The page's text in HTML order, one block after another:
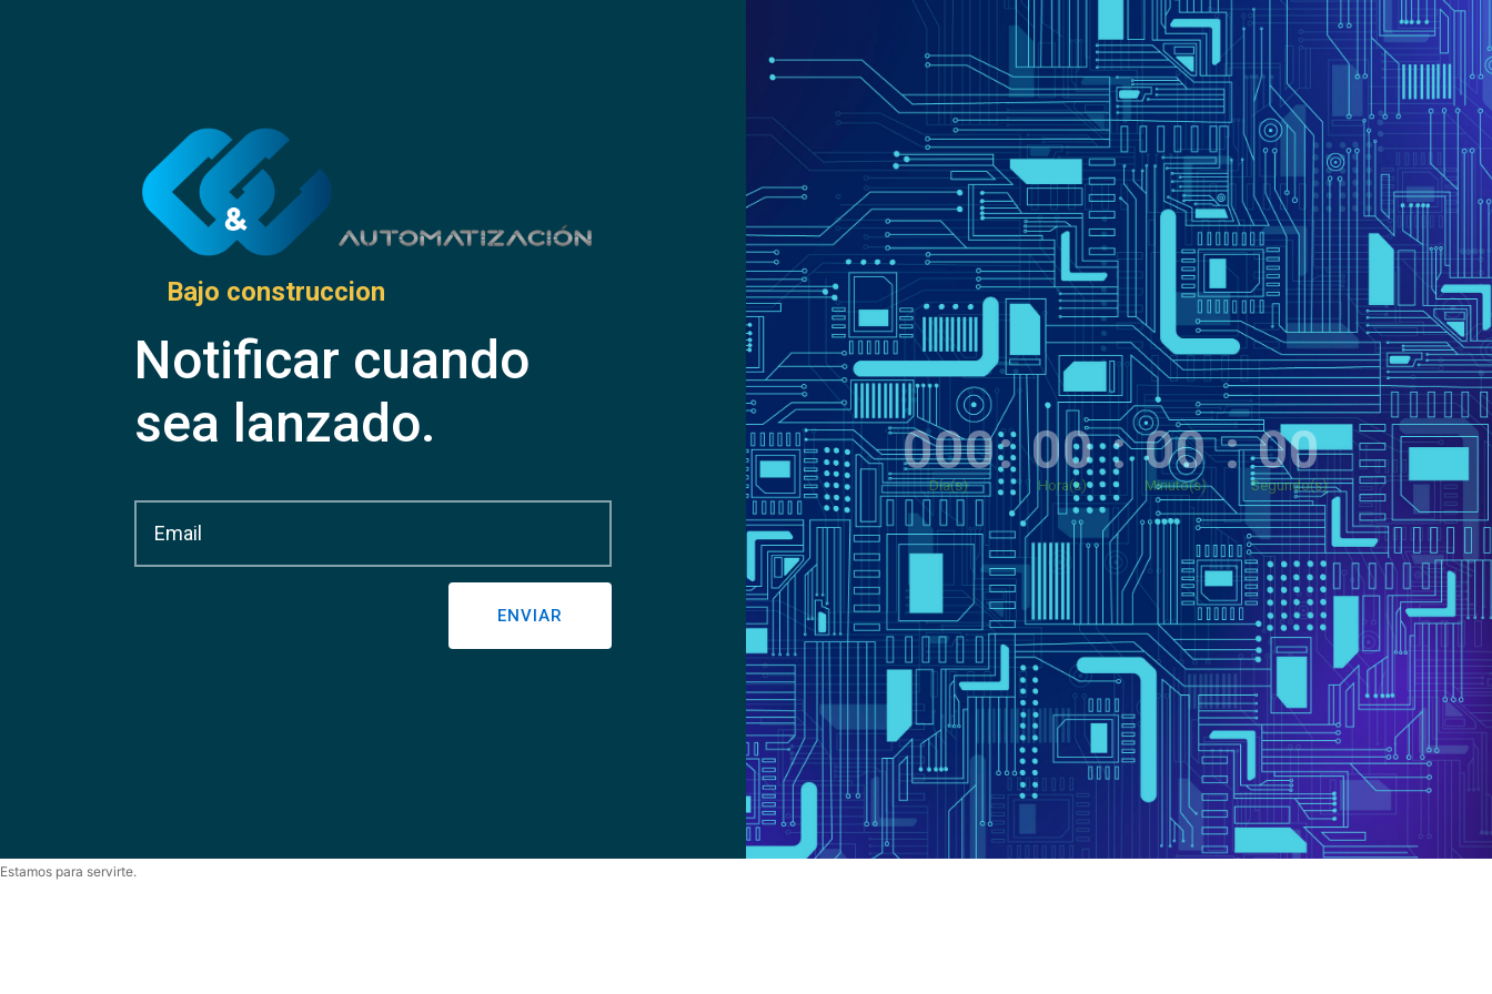
Bajo construccion
Notificar cuando
sea lanzado.
ENVIAR
000
Día(s)
: 00
Hora(s)
: 00
Minuto(s)
: 00
Segundo(s)
Estamos para servirte.